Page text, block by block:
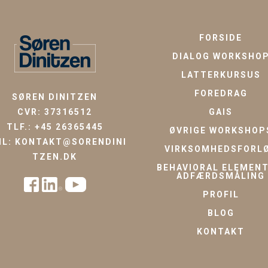
SØREN DINITZEN
CVR: 37316512
TLF.: +45 26365445
KONTAKT@SORENDINI
TZEN.DK
FORSIDE
DIALOG WORKSHOP
LATTERKURSUS
FOREDRAG
GAIS
ØVRIGE
BEHAVIORAL
ADFÆRDSMÅLING
PROFIL
BLOG
KONTAKT